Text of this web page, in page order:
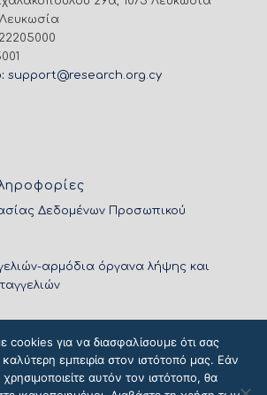
Λευκωσία
support@research.org.cy
Δεδομένων Προσωπικού
αρμόδια όργανα λήψης και
cookies για να διασφαλίσουμε ότι σας
εμπειρία στον ιστότοπό μας. Εάν
αυτόν τον ιστότοπο, θα